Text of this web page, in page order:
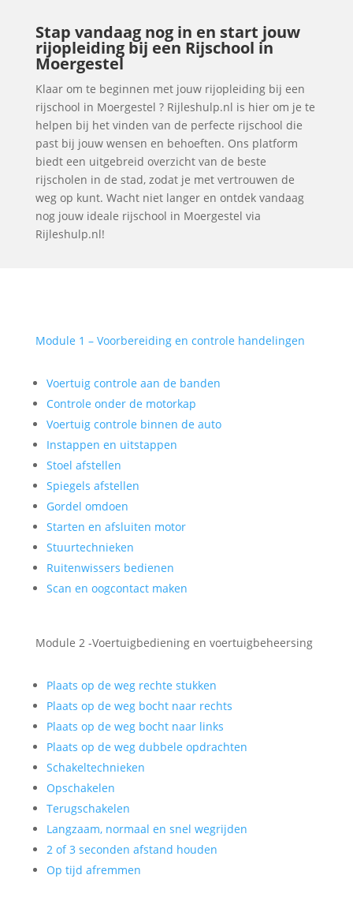
Stap vandaag nog in en start jouw
rijopleiding bij een Rijschool in
Moergestel
Klaar om te beginnen met jouw rijopleiding bij een
rijschool in Moergestel ? Rijleshulp.nl is hier om je te
helpen bij het vinden van de perfecte rijschool die
past bij jouw wensen en behoeften. Ons platform
biedt een uitgebreid overzicht van de beste
rijscholen in de stad, zodat je met vertrouwen de
weg op kunt. Wacht niet langer en ontdek vandaag
nog jouw ideale rijschool in Moergestel via
Rijleshulp.nl!
Module 1 – Voorbereiding en controle handelingen
Voertuig controle aan de banden
Controle onder de motorkap
Voertuig controle binnen de auto
Instappen en uitstappen
Stoel afstellen
Spiegels afstellen
Gordel omdoen
Starten en afsluiten motor
Stuurtechnieken
Ruitenwissers bedienen
Scan en oogcontact maken
Module 2 -Voertuigbediening en voertuigbeheersing
Plaats op de weg rechte stukken
Plaats op de weg bocht naar rechts
Plaats op de weg bocht naar links
Plaats op de weg dubbele opdrachten
Schakeltechnieken
Opschakelen
Terugschakelen
Langzaam, normaal en snel wegrijden
2 of 3 seconden afstand houden
Op tijd afremmen